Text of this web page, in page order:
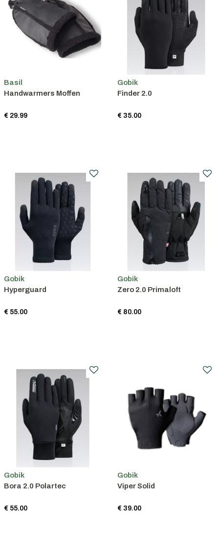
Basil
Handwarmers Moffen
€ 29.99
Gobik
Finder 2.0
€ 35.00
Gobik
Hyperguard
€ 55.00
Gobik
Zero 2.0 Primaloft
€ 80.00
Gobik
Bora 2.0 Polartec
€ 55.00
Gobik
Viper Solid
€ 39.00